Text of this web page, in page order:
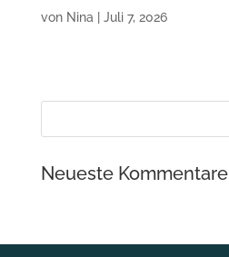
von Nina Juli 7, 2026
Neueste Kommentare